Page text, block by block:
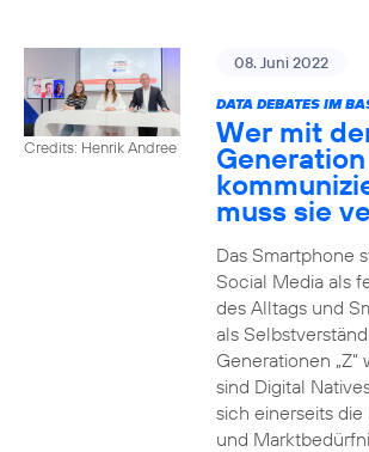
Credits: Henrik Andree
08. Juni 2022
DATA DEBATES IM
Wer mit
muss sie
Das Smartphone
Social Media als
des Alltags und
als
Generationen „Z“
sind Digital
sich einerseits
und